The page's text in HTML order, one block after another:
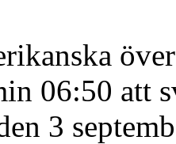
06:50 att
3